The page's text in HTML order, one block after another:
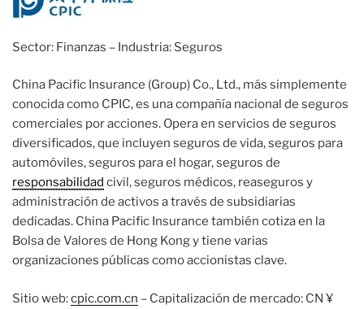
Sector: Finanzas – Industria: Seguros
China Pacific Insurance (Group) Co., Ltd., más simplemente
conocida como CPIC, es una compañía nacional de seguros
comerciales por acciones. Opera en servicios de seguros
diversificados, que incluyen seguros de vida, seguros para
automóviles, seguros para el hogar, seguros de
responsabilidad civil, seguros médicos, reaseguros y
administración de activos a través de subsidiarias
dedicadas. China Pacific Insurance también cotiza en la
Bolsa de Valores de Hong Kong y tiene varias
organizaciones públicas como accionistas clave.
Sitio web:cpic.com.cn – Capitalización de mercado: CN ¥